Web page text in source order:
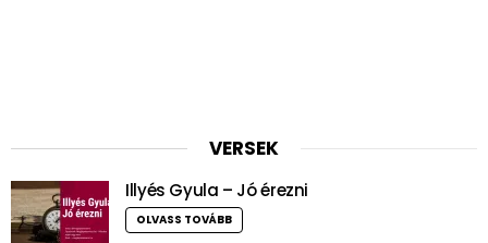
VERSEK
Illyés Gyula – Jó érezni
OLVASS TOVÁBB